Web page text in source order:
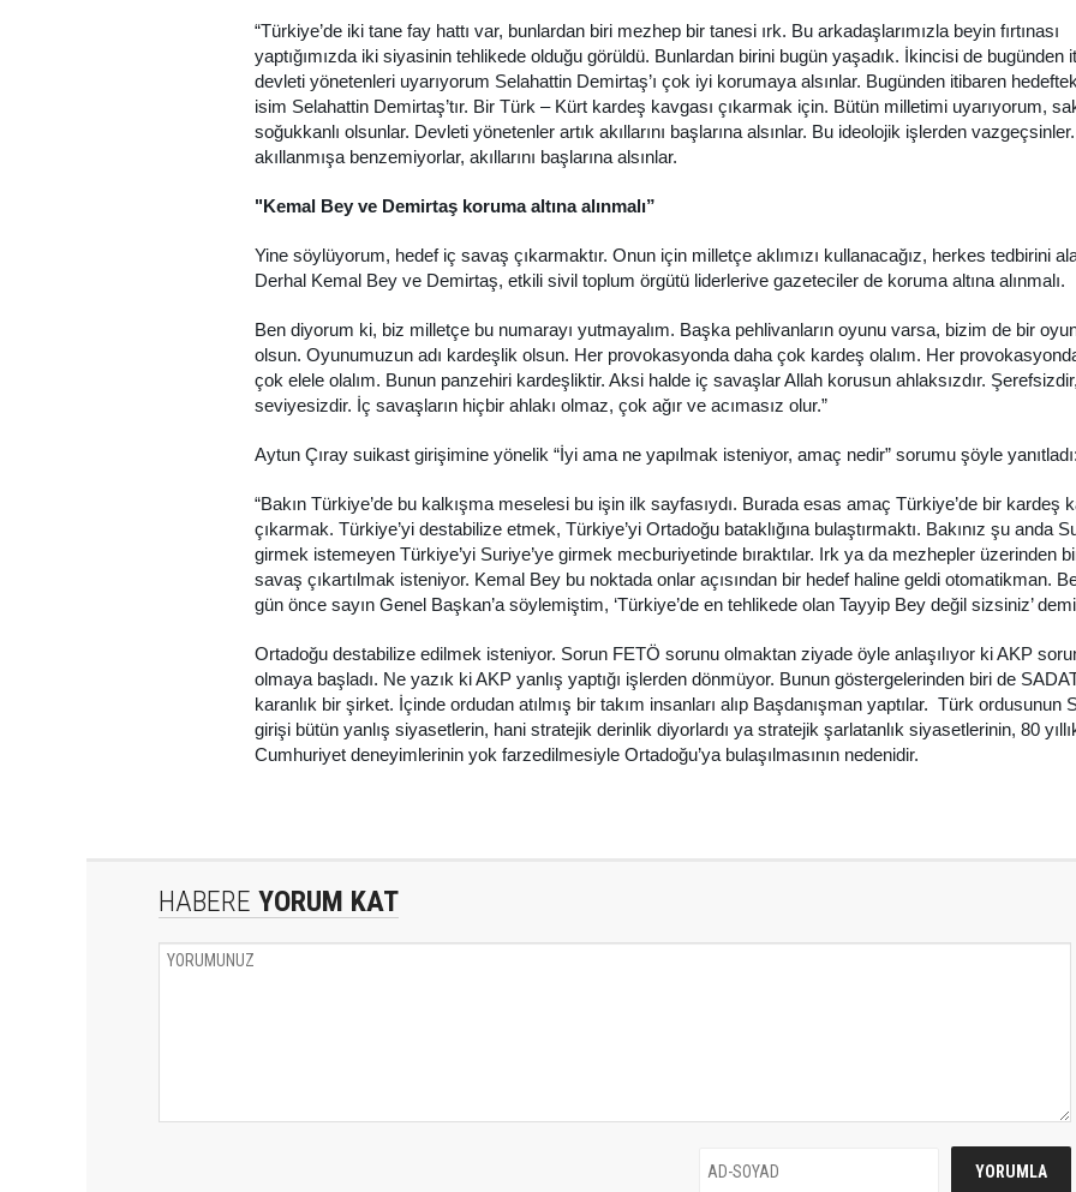
“Türkiye’de iki tane fay hattı var, bunlardan biri mezhep bir tanesi ırk. Bu arkadaşlarımızla beyin fırtınası
yaptığımızda iki siyasinin tehlikede olduğu görüldü. Bunlardan birini bugün yaşadık. İkincisi de bugünden
devleti yönetenleri uyarıyorum Selahattin Demirtaş’ı çok iyi korumaya alsınlar. Bugünden itibaren
isim Selahattin Demirtaş’tır. Bir Türk – Kürt kardeş kavgası çıkarmak için. Bütün milletimi uyarıyorum,
soğukkanlı olsunlar. Devleti yönetenler artık akıllarını başlarına alsınlar. Bu ideolojik işlerden
akıllanmışa benzemiyorlar, akıllarını başlarına alsınlar.
"Kemal Bey ve Demirtaş koruma altına alınmalı”
Yine söylüyorum, hedef iç savaş çıkarmaktır. Onun için milletçe aklımızı kullanacağız, herkes tedbirini
Derhal Kemal Bey ve Demirtaş, etkili sivil toplum örgütü liderlerive gazeteciler de koruma altına alınmalı.
Ben diyorum ki, biz milletçe bu numarayı yutmayalım. Başka pehlivanların oyunu varsa, bizim de bir
olsun. Oyunumuzun adı kardeşlik olsun. Her provokasyonda daha çok kardeş olalım. Her
çok elele olalım. Bunun panzehiri kardeşliktir. Aksi halde iç savaşlar Allah korusun ahlaksızdır. Şerefsizdir,
seviyesizdir. İç savaşların hiçbir ahlakı olmaz, çok ağır ve acımasız olur.”
Aytun Çıray suikast girişimine yönelik “İyi ama ne yapılmak isteniyor, amaç nedir” sorumu şöyle yanıtladı:
“Bakın Türkiye’de bu kalkışma meselesi bu işin ilk sayfasıydı. Burada esas amaç Türkiye’de bir kardeş
çıkarmak. Türkiye’yi destabilize etmek, Türkiye’yi Ortadoğu bataklığına bulaştırmaktı. Bakınız şu anda
girmek istemeyen Türkiye’yi Suriye’ye girmek mecburiyetinde bıraktılar. Irk ya da mezhepler üzerinden
savaş çıkartılmak isteniyor. Kemal Bey bu noktada onlar açısından bir hedef haline geldi otomatikman.
gün önce sayın Genel Başkan’a söylemiştim, ‘Türkiye’de en tehlikede olan Tayyip Bey değil sizsiniz’
Ortadoğu destabilize edilmek isteniyor. Sorun FETÖ sorunu olmaktan ziyade öyle anlaşılıyor ki AKP
olmaya başladı. Ne yazık ki AKP yanlış yaptığı işlerden dönmüyor. Bunun göstergelerinden biri de
karanlık bir şirket. İçinde ordudan atılmış bir takım insanları alıp Başdanışman yaptılar. Türk ordusunun
girişi bütün yanlış siyasetlerin, hani stratejik derinlik diyorlardı ya stratejik şarlatanlık siyasetlerinin, 80
Cumhuriyet deneyimlerinin yok farzedilmesiyle Ortadoğu’ya bulaşılmasının nedenidir.
HABERE YORUM KAT